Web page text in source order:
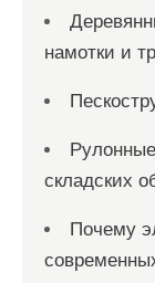
намотки и
складских
Почему